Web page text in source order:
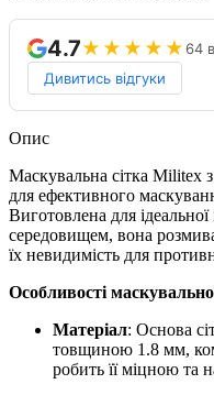
4.7★★★★★64
Дивитись відгуки
Опис
Маскувальна сітка Militex
для ефективного
Виготовлена для
середовищем, вона
їх невидимість для
Особливості
Матеріал: Основа
товщиною 1.8 мм,
робить її міцною та